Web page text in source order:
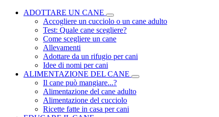
ADOTTARE UN CANE
Accogliere un cucciolo o un cane adulto
Test: Quale cane scegliere?
Come scegliere un cane
Allevamenti
Adottare da un rifugio per cani
Idee di nomi per cani
ALIMENTAZIONE DEL CANE
Il cane può mangiare...?
Alimentazione del cane adulto
Alimentazione del cucciolo
Ricette fatte in casa per cani